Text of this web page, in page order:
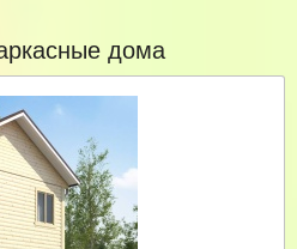
дома